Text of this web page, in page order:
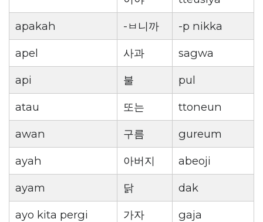
apakah
-ㅂ니까
-p nikka
apel
사과
sagwa
api
불
pul
atau
또는
ttoneun
awan
구름
gureum
ayah
아버지
abeoji
ayam
닭
dak
ayo kita pergi
가자
gaja